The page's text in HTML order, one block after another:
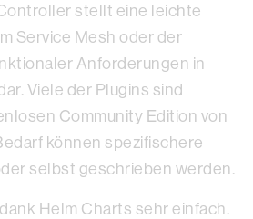
stellt eine leichte
Service Mesh oder der
Anforderungen in
Viele der Plugins sind
Community Edition von
können spezifischere
selbst geschrieben werden.
Helm Charts sehr einfach.